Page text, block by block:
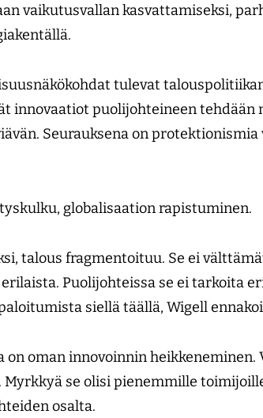
vaikutusvallan kasvattamiseksi,
tulevat
innovaatiot puolijohteineen tehdään
Seurauksena on
globalisaation rapistuminen.
talous fragmentoituu. Se ei
Puolijohteissa se ei tarkoita
siellä täällä, Wigell
oman innovoinnin heikkeneminen.
se olisi pienemmille
osalta.